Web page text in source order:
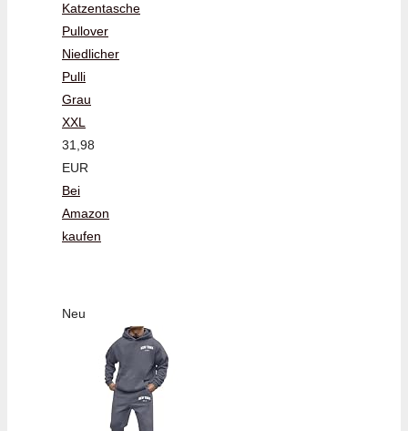
Katzentasche
Pullover
Niedlicher
Pulli
Grau
XXL
31,98
EUR
Bei
Amazon
kaufen
Neu